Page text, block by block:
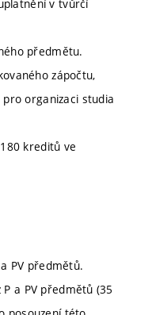
v tvůrčí
předmětu.
zápočtu,
organizaci studia
kreditů ve
PV předmětů.
a PV předmětů (35